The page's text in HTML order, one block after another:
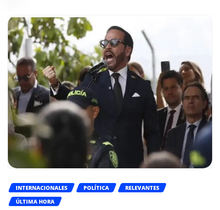
INTERNACIONALES POLÍTICA
RELEVANTES
ÚLTIMA HORA